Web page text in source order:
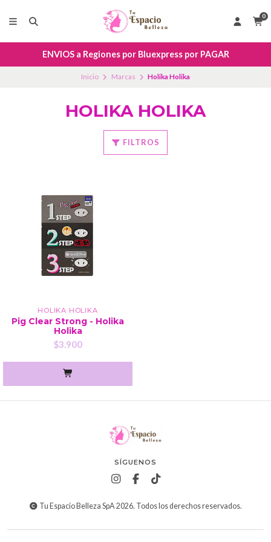
0
ENVIOS a Regiones por Bluexpress por PAGAR
Inicio Marcas Holika Holika
HOLIKA HOLIKA
FILTROS
HOLIKA HOLIKA
Pig Clear Strong - Holika
Holika
$3.900
SÍGUENOS
Tu Espacio Belleza SpA 2026. Todos los derechos reservados.